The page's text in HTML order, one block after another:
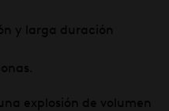
y larga duración
explosión de volumen